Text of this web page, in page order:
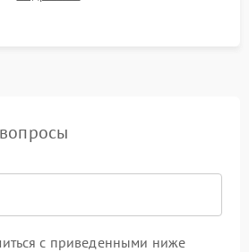
с приведенными ниже